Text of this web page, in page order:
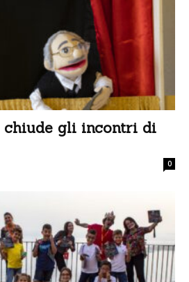
chiude gli incontri di
0